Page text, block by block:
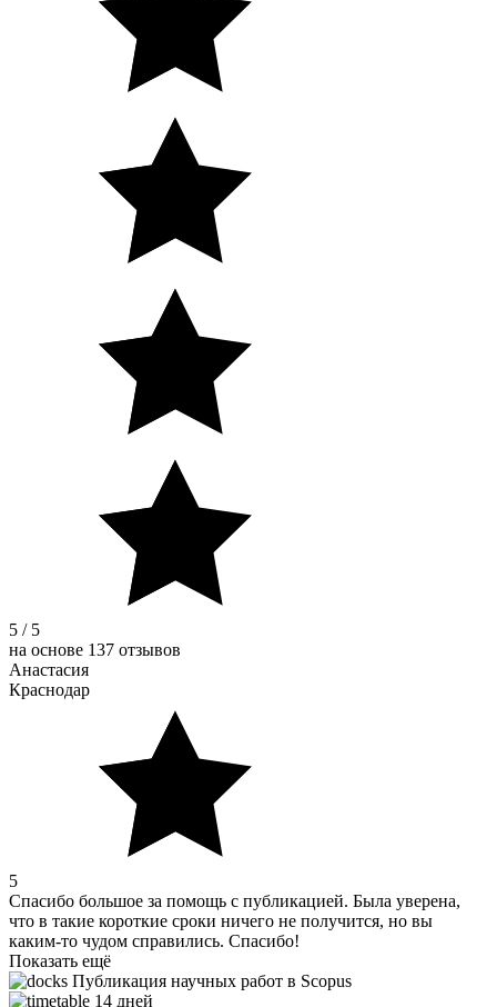
5 / 5
на основе 137 отзывов
Анастасия
Краснодар
5
Спасибо большое за помощь с публикацией. Была уверена,
что в такие короткие сроки ничего не получится, но вы
каким-то чудом справились. Спасибо!
Показать ещё
Публикация научных работ в Scopus
14 дней